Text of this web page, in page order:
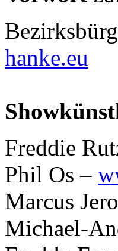
hanke.eu
Freddie
Phil Os –
Marcus
Michael-